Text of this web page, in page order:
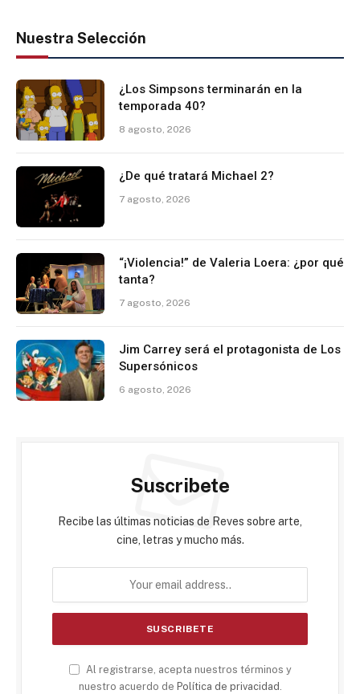
Nuestra Selección
¿Los Simpsons terminarán en la
temporada 40?
8 agosto, 2026
¿De qué tratará Michael 2?
7 agosto, 2026
“¡Violencia!” de Valeria Loera: ¿por qué
tanta?
7 agosto, 2026
Jim Carrey será el protagonista de Los
Supersónicos
6 agosto, 2026
Suscribete
Recibe las últimas noticias de Reves sobre arte,
cine, letras y mucho más.
Al registrarse, acepta nuestros términos y
nuestro acuerdo de Política de privacidad .